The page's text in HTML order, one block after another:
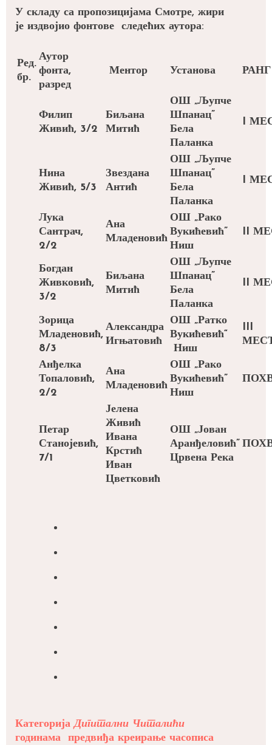
У складу са пропозицијама Смотре, жири
је издвојио фонтове следећих аутора:
Ред.
бр.
Аутор
фонта,
разред
Ментор Установа РАНГ
Филип
Живић, 3/2
Биљана
Митић
ОШ „Љупче
Шпанац”
Бела
Паланка
I
Нина
Живић, 5/3
Звездана
Антић
ОШ „Љупче
Шпанац”
Бела
Паланка
I
Лука
Сантрач,
2/2
Ана
Младеновић
ОШ „Рако
Вукићевић”
Ниш
II
Богдан
Живковић,
3/2
Биљана
Митић
ОШ „Љупче
Шпанац”
Бела
Паланка
II
Зорица
Младеновић,
8/3
Александра
Игњатовић
ОШ „Ратко
Вукићевић“
Ниш
III
Анђелка
Топаловић,
2/2
Ана
Младеновић
ОШ „Рако
Вукићевић”
Ниш
Петар
Станојевић,
7/1
Јелена
Живић
Ивана
Крстић
Иван
Цветковић
ОШ „Јован
Аранђеловић”
Црвена Река
КатегоријаДигитални Читалићи
годинама предвиђа креирање часописа